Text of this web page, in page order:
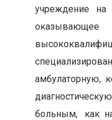
учреждение на
оказывающее
амбулаторную,
больным, как